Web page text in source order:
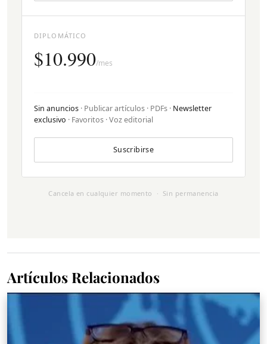
DIPLOMÁTICO
$10.990/mes
Sin anuncios · Publicar artículos · PDFs · Newsletter
exclusivo · Favoritos · Voz editorial
Suscribirse
Cancela en cualquier momento · Sin permanencia
Artículos Relacionados